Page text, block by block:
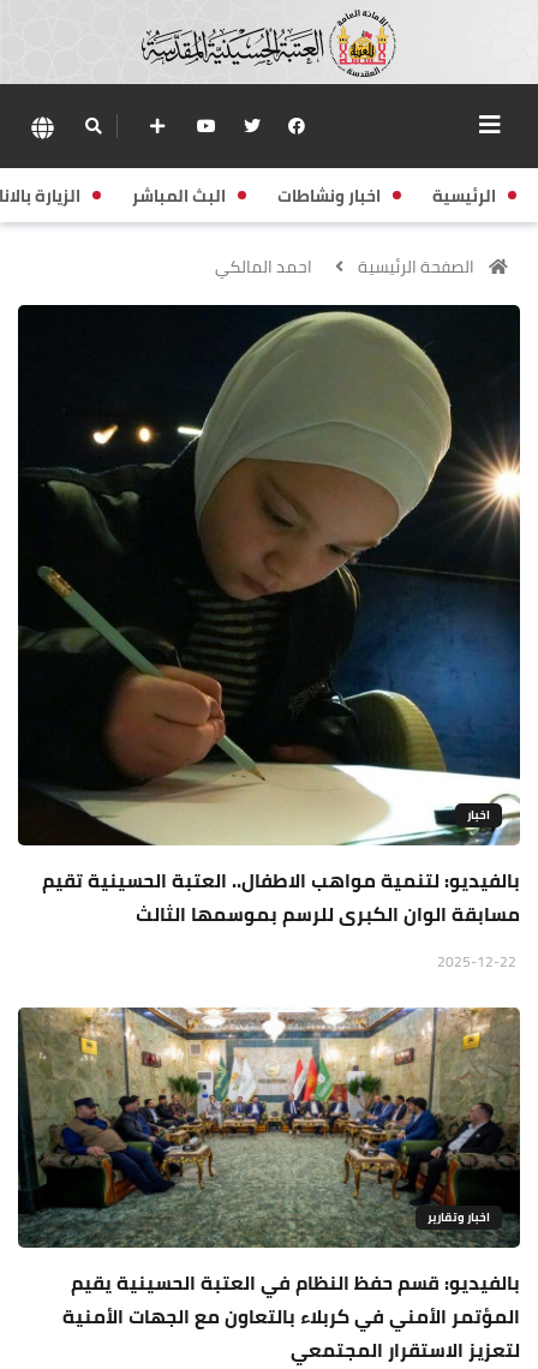
الرئيسية اخبار ونشاطات البث المباشر الزيارة
الصفحة الرئيسية احمد المالكي
اخبار
بالفيديو: لتنمية مواهب الاطفال.. العتبة الحسينية تقيم
مسابقة الوان الكبرى للرسم بموسمها الثالث
اخبار وتقارير
بالفيديو: قسم حفظ النظام في العتبة الحسينية يقيم
المؤتمر الأمني في كربلاء بالتعاون مع الجهات الأمنية
لتعزيز الاستقرار المجتمعي